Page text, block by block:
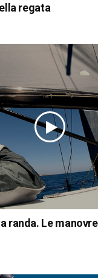
regata
randa. Le